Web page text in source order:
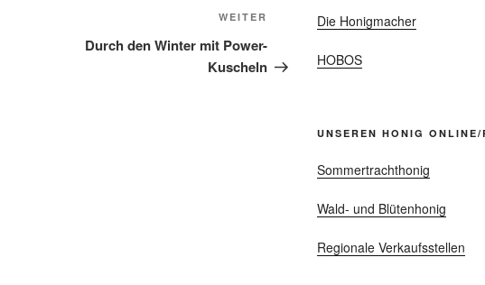
Nächster
Beitrag
WEITER
Durch den Winter mit Power-
Kuscheln
Die Honigmacher
HOBOS
UNSEREN HONIG
Sommertrachthonig
Wald- und Blütenhonig
Regionale Verkaufsstellen